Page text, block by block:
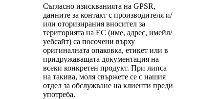
Съгласно изискванията на GPSR,
данните за контакт с производителя и/
или оторизирания вносител за
територията на ЕС (име, адрес, имейл/
уебсайт) са посочени върху
оригиналната опаковка, етикет или в
придружаващата документация на
всеки конкретен продукт. При липса
на такива, моля свържете се с нашия
отдел за обслужване на клиенти преди
употреба.